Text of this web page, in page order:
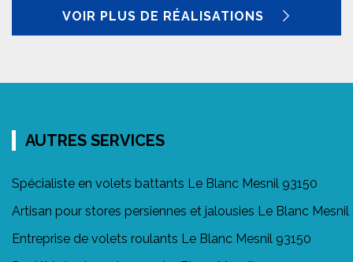
VOIR PLUS DE RÉALISATIONS
AUTRES SERVICES
Spécialiste en volets battants Le Blanc Mesnil 93150
Artisan pour stores persiennes et jalousies Le Blanc Mesnil
Entreprise de volets roulants Le Blanc Mesnil 93150